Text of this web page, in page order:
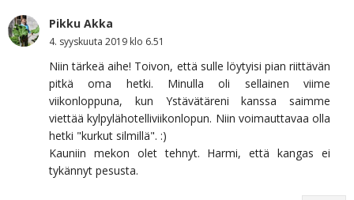
Pikku Akka
4. syyskuuta 2019 klo 6.51
Niin tärkeä aihe! Toivon, että sulle löytyisi pian riittävän
pitkä oma hetki. Minulla oli sellainen viime
viikonloppuna, kun Ystävätäreni kanssa saimme
viettää kylpylähotelliviikonlopun. Niin voimauttavaa olla
hetki "kurkut silmillä". :)
Kauniin mekon olet tehnyt. Harmi, että kangas ei
tykännyt pesusta.